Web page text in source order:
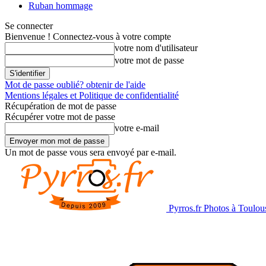
Ruban hommage
Se connecter
Bienvenue ! Connectez-vous à votre compte
votre nom d'utilisateur
votre mot de passe
Mot de passe oublié? obtenir de l'aide
Mentions légales et Politique de confidentialité
Récupération de mot de passe
Récupérer votre mot de passe
votre e-mail
Un mot de passe vous sera envoyé par e-mail.
Pyrros.fr Photos à